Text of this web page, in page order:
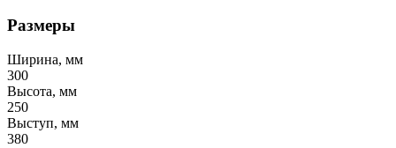
Размеры
Ширина, мм
300
Высота, мм
250
Выступ, мм
380